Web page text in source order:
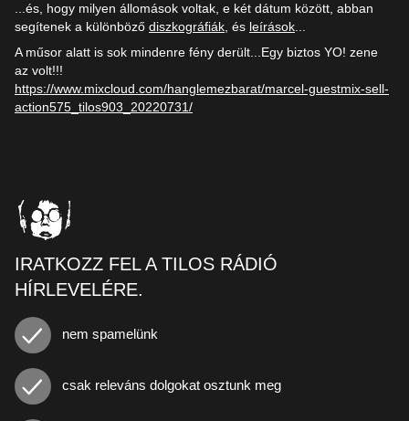
...és, hogy milyen állomások voltak, e két dátum között, abban
segítenek a különböző diszkográfiák , és leírások
A műsor alatt is sok mindenre fény derült...Egy biztos YO! zene
az volt!!!
https://www.mixcloud.com/hanglemezbarat/marcel-guestmix-sell-
action575_tilos903_20220731/
IRATKOZZ FEL A TILOS RÁDIÓ
HÍRLEVELÉRE.
nem spamelünk
csak releváns dolgokat osztunk meg